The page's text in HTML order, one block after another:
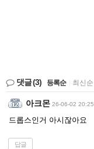
댓글(3) 등록순 최신순
아크몬 26-06-02 20:25
드롭스인거 아시잖아요
답글